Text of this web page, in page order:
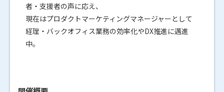
者・支援者の声に応え、
現在はプロダクトマーケティングマネージャーとして
経理・バックオフィス業務の効率化やDX推進に邁進
中。